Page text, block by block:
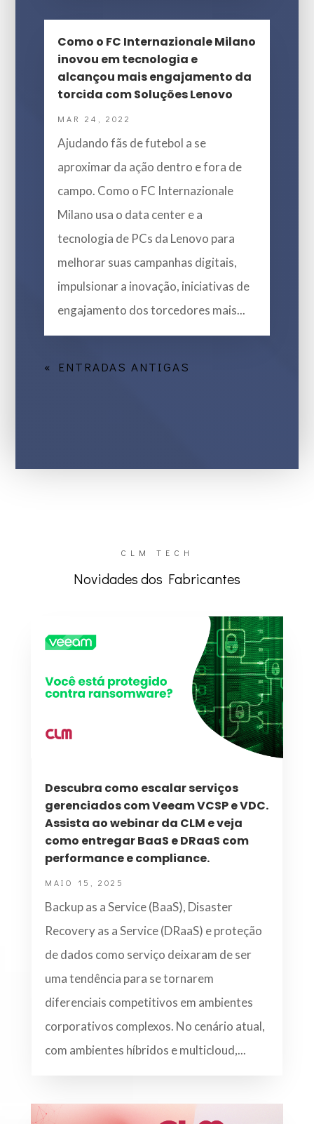
Como o FC Internazionale Milano
inovou em tecnologia e
alcançou mais engajamento da
torcida com Soluções Lenovo
MAR 24, 2022
Ajudando fãs de futebol a se
aproximar da ação dentro e fora de
campo. Como o FC Internazionale
Milano usa o data center e a
tecnologia de PCs da Lenovo para
melhorar suas campanhas digitais,
impulsionar a inovação, iniciativas de
engajamento dos torcedores mais...
« ENTRADAS ANTIGAS
CLM TECH
Novidades dos Fabricantes
Descubra como escalar serviços
gerenciados com Veeam VCSP e VDC.
Assista ao webinar da CLM e veja
como entregar BaaS e DRaaS com
performance e compliance.
MAIO 15, 2025
Backup as a Service (BaaS), Disaster
Recovery as a Service (DRaaS) e proteção
de dados como serviço deixaram de ser
uma tendência para se tornarem
diferenciais competitivos em ambientes
corporativos complexos. No cenário atual,
com ambientes híbridos e multicloud,...